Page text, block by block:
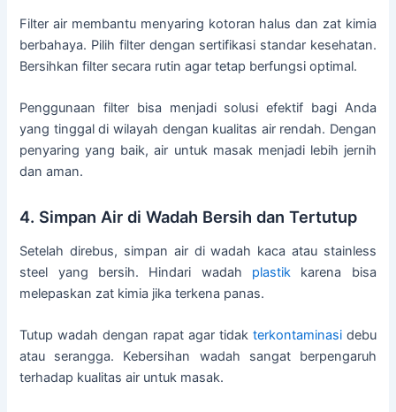
Filter air membantu menyaring kotoran halus dan zat kimia
berbahaya. Pilih filter dengan sertifikasi standar kesehatan.
Bersihkan filter secara rutin agar tetap berfungsi optimal.
Penggunaan filter bisa menjadi solusi efektif bagi Anda
yang tinggal di wilayah dengan kualitas air rendah. Dengan
penyaring yang baik, air untuk masak menjadi lebih jernih
dan aman.
4. Simpan Air di Wadah Bersih dan Tertutup
Setelah direbus, simpan air di wadah kaca atau stainless
steel yang bersih. Hindari wadah plastikkarena bisa
melepaskan zat kimia jika terkena panas.
Tutup wadah dengan rapat agar tidak terkontaminasidebu
atau serangga. Kebersihan wadah sangat berpengaruh
terhadap kualitas air untuk masak.